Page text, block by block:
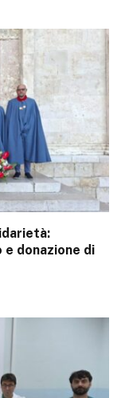
e donazione di